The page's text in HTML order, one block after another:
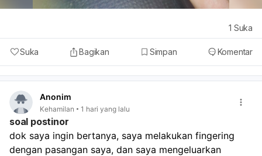
Suka Bagikan Simpan Komentar
1 Suka
Anonim
Kehamilan 1 hari yang lalu
soal postinor
dok saya ingin bertanya, saya melakukan fingering
dengan pasangan saya, dan saya mengeluarkan